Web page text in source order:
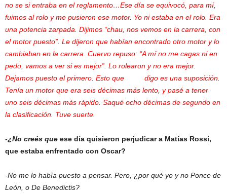
no se si entraba en el reglamento…Ese día se equivocó, para mí,
fuimos al rolo y me pusieron ese motor. Yo ni estaba en el rolo. Era
una potencia zarpada. Dijimos “chau, nos vemos en la carrera, con
el motor puesto”. Le dijeron que habían encontrado otro motor y lo
cambiaban en la carrera. Cuervo repuso: “A mí no me cagas ni en
pedo, vamos a ver si es mejor”. Lo rolearon y no era mejor.
Dejamos puesto el primero. Esto que digo es una suposición.
Tenía un motor que era seis décimas más lento, y pasé a tener
uno seis décimas más rápido. Saqué ocho décimas de segundo en
la clasificación. Tuve suerte.
-¿No creés que ese día quisieron perjudicar a Matías Rossi,
que estaba enfrentado con Oscar?
-No me lo había puesto a pensar. Pero, ¿por qué yo y no Ponce de
León, o De Benedictis?